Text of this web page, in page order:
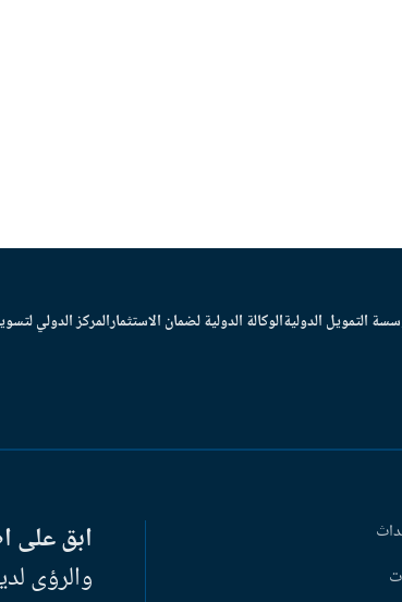
التمويل الدوليةالوكالة الدولية لضمان الاستثمارالمركز الدولي
ابق على
والرؤى